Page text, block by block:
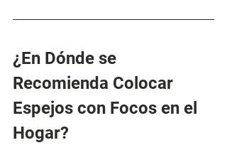
¿En Dónde se
Recomienda Colocar
Espejos con Focos en el
Hogar?